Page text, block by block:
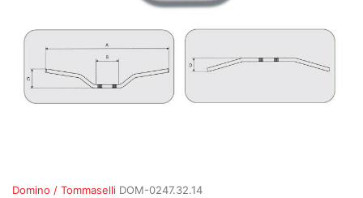
Domino / Tommaselli DOM-0247.32.14